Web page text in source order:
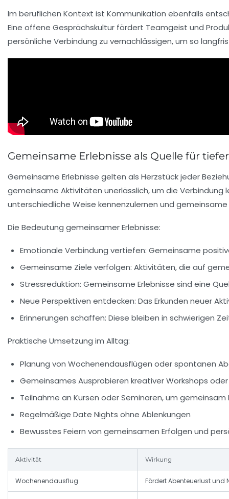
Im beruflichen Kontext ist Kommunikation ebenfalls
Eine offene Gesprächskultur fördert Teamgeist und
persönliche Verbindung zu vernachlässigen, um so
Gemeinsame Erlebnisse als Quelle für
Gemeinsame Erlebnisse gelten als Herzstück jeder
gemeinsame Aktivitäten unerlässlich, um die
unterschiedliche Weise kennenzulernen und
Die Bedeutung gemeinsamer Erlebnisse:
Emotionale Verbindung vertiefen: Gemeinsame
Gemeinsame Ziele verfolgen: Aktivitäten, die auf
Stressreduktion: Gemeinsame Erlebnisse sind eine
Neue Perspektiven entdecken: Das Erkunden neuer
Erinnerungen schaffen: Diese bleiben in schwierigen
Praktische Umsetzung im Alltag:
Planung von Wochenendausflügen oder spontanen
Gemeinsames Ausprobieren kreativer Workshops
Teilnahme an Kursen oder Seminaren, um gemeinsam
Regelmäßige Date Nights ohne Ablenkungen
Bewusstes Feiern von gemeinsamen Erfolgen und
Aktivität Wirkung
Wochenendausflug Fördert Abenteuerlust und